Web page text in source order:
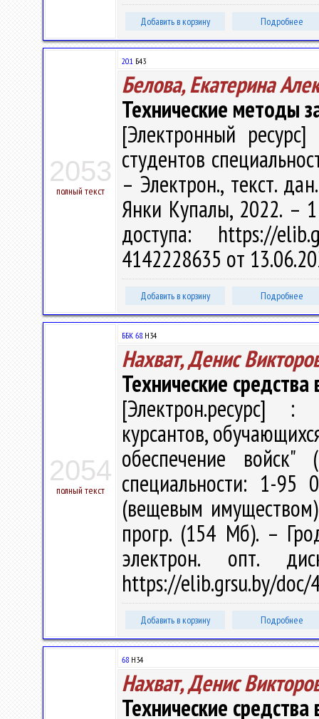
Добавить в корзину Подробнее
2053
полный текст
20.1 Б43
Белова, Екатерина
Технические методы
[Электронный
студентов
– Электрон., текст.
Янки Купалы, 2022. –
доступа: https://
4142228635 от
Добавить в корзину Подробнее
2054
полный текст
ББК 68.Н34
Нахват, Денис
Технические
[Электрон.ресурс] :
курсантов,
обеспечение
специальности: 1-95
(вещевым
прогр. (154 Мб). –
электрон. опт.
https://elib.grsu.by/doc/
Добавить в корзину Подробнее
68 Н34
Нахват, Денис
Технические